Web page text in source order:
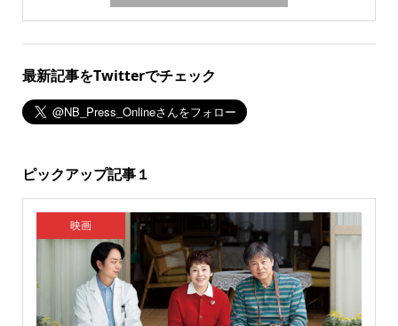
最新記事をTwitterでチェック
ピックアップ記事１
映画